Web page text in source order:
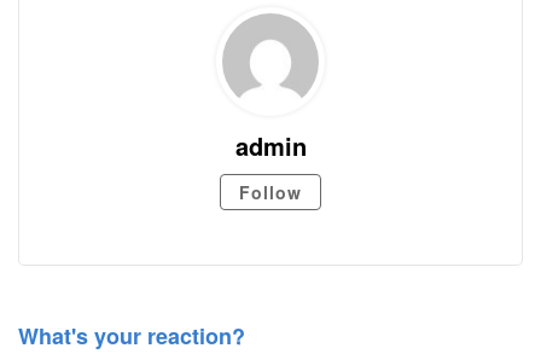
admin
Follow
What's your reaction?